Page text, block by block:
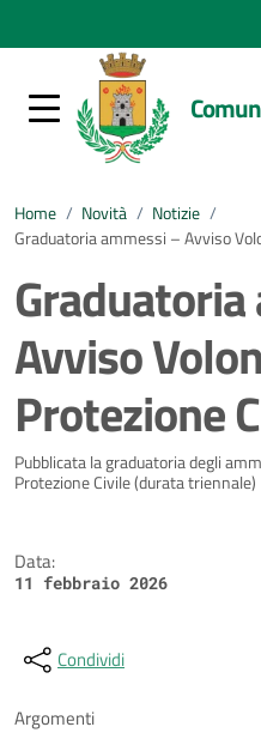
Home / Novità / Notizie /
Graduatoria ammessi – Avviso
Avviso
Protezione
Dettagli della
Pubblicata la graduatoria degli
Protezione Civile (durata triennale)
Data:
11 febbraio 2026
Condividi
Argomenti